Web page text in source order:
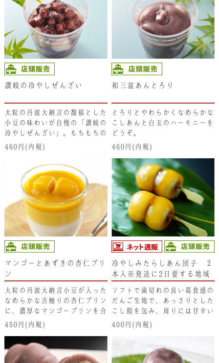
ようかんの組み合わせは想像以
上です！
やわらかなゼリーに仕上げてい
ます。すいか特有のシャリッと
した生食感も新鮮で､ゼリーを
食べると言うよりも、すいかに
ゼリーと色々なフルーツと絡め
て一緒に食べる感覚です。
讃岐の冷やしぜんざい
大粒の丹波大納言の馥郁とした
小豆の味わいが自慢の「讃岐の
冷やしぜんざい」。もちもちの
白玉と絡めて冷たいままお召し
上がりください。＂小豆とお餅
だけ“ の和菓子ですが、なか
なか侮れない味わいです。
460円(内税)
和三盆あんとろり
とろりとやわらかくなめらかな
こしあんと白玉のハーモニーを
どうぞ。
460円(内税)
マンゴーとあずきの杏仁プリ
ン
大粒の丹波大納言小豆が入った
なめらかな舌触りの杏仁プリン
に、濃厚なマンゴープリンを合
わせました。
450円(内税)
冷やしみたらしあん団子 ２
本入※発送に2日要する地域
県）は注文不可となります。
ご了承ください。
ソフトで歯切れの良い葛食感の
だんご生地で、あっさりとした
こし餡を包み、周りには甘辛い
みたらしのタレを付けていま
400円(内税)